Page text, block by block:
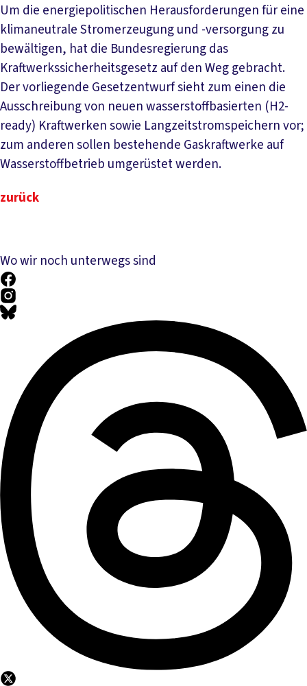
Um die energiepolitischen Herausforderungen für eine
klimaneutrale Stromerzeugung und -versorgung zu
bewältigen, hat die Bundesregierung das
Kraftwerkssicherheitsgesetz auf den Weg gebracht.
Der vorliegende Gesetzentwurf sieht zum einen die
Ausschreibung von neuen wasserstoffbasierten (H2-
ready) Kraftwerken sowie Langzeitstromspeichern vor;
zum anderen sollen bestehende Gaskraftwerke auf
Wasserstoffbetrieb umgerüstet werden.
zurück
Wo wir noch unterwegs sind